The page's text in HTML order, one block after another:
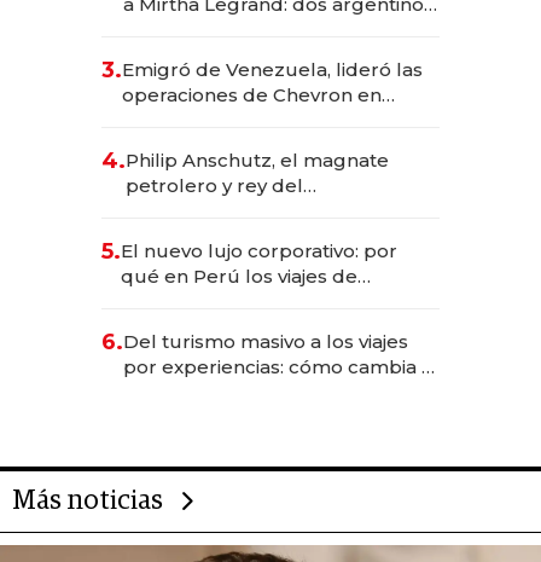
a Mirtha Legrand: dos argentinos
3.Emigró de Venezuela, lideró las
operaciones de Chevron en
4.Philip Anschutz, el magnate
petrolero y rey del
Fénix
5.El nuevo lujo corporativo: por
qué en Perú los viajes de
transformadoras
6.Del turismo masivo a los viajes
por experiencias: cómo cambia el
Más noticias